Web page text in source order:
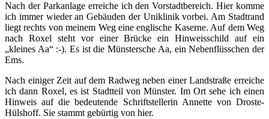
Nach der Parkanlage erreiche ich den Vorstadtbereich. Hier komme
ich immer wieder an Gebäuden der Uniklinik vorbei. Am Stadtrand
liegt rechts von meinem Weg eine englische Kaserne. Auf dem Weg
nach Roxel steht vor einer Brücke ein Hinweisschild auf ein
„kleines Aa“ :-). Es ist die Münstersche Aa, ein Nebenflüsschen der
Ems.
Nach einiger Zeit auf dem Radweg neben einer Landstraße erreiche
ich dann Roxel, es ist Stadtteil von Münster. Im Ort sehe ich einen
Hinweis auf die bedeutende Schriftstellerin Annette von Droste-
Hülshoff. Sie stammt gebürtig von hier.